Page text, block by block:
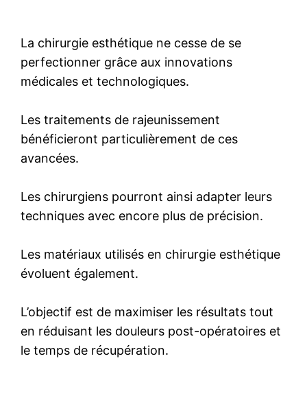
La chirurgie esthétique ne cesse de se
perfectionner grâce aux innovations
médicales et technologiques.
Les traitements de rajeunissement
bénéficieront particulièrement de ces
avancées.
Les chirurgiens pourront ainsi adapter leurs
techniques avec encore plus de précision.
Les matériaux utilisés en chirurgie esthétique
évoluent également.
L’objectif est de maximiser les résultats tout
en réduisant les douleurs post-opératoires et
le temps de récupération.